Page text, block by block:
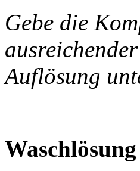
Gebe die
Auflösung
Waschlösung